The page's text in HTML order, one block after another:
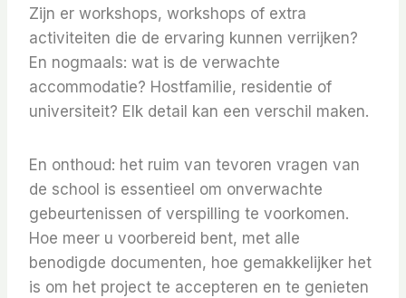
Zijn er workshops, workshops of extra
activiteiten die de ervaring kunnen verrijken?
En nogmaals: wat is de verwachte
accommodatie? Hostfamilie, residentie of
universiteit? Elk detail kan een verschil maken.
En onthoud: het ruim van tevoren vragen van
de school is essentieel om onverwachte
gebeurtenissen of verspilling te voorkomen.
Hoe meer u voorbereid bent, met alle
benodigde documenten, hoe gemakkelijker het
is om het project te accepteren en te genieten